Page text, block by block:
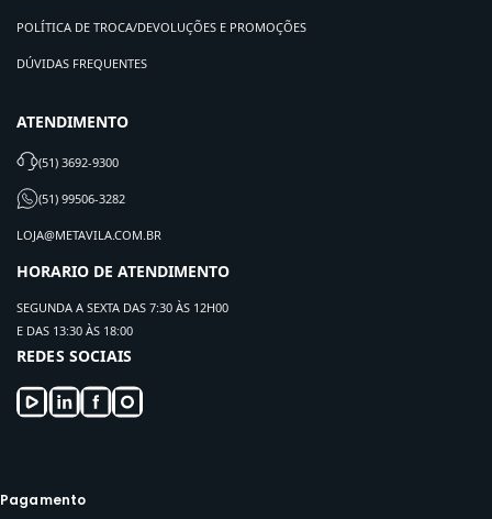
POLÍTICA DE TROCA/DEVOLUÇÕES E PROMOÇÕES
DÚVIDAS FREQUENTES
ATENDIMENTO
(51) 3692-9300
(51) 99506-3282
LOJA@METAVILA.COM.BR
HORARIO DE ATENDIMENTO
SEGUNDA A SEXTA DAS 7:30 ÀS 12H00
E DAS 13:30 ÀS 18:00
REDES SOCIAIS
Pagamento